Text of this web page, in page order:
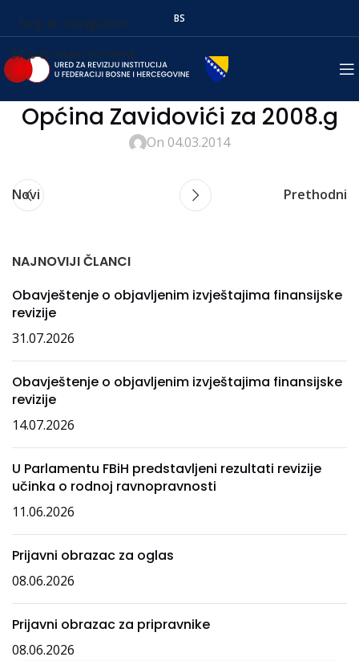
Skip to navigation
Skip to main content
BS
Općina Zavidovići za 2008.g
On 04.03.2014
Novi Prethodni
NAJNOVIJI ČLANCI
Obavještenje o objavljenim izvještajima finansijske
revizije
31.07.2026
Obavještenje o objavljenim izvještajima finansijske
revizije
14.07.2026
U Parlamentu FBiH predstavljeni rezultati revizije
učinka o rodnoj ravnopravnosti
11.06.2026
Prijavni obrazac za oglas
08.06.2026
Prijavni obrazac za pripravnike
08.06.2026